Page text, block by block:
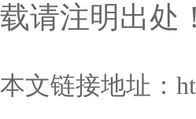
载请注明出处！
本文链接地址：